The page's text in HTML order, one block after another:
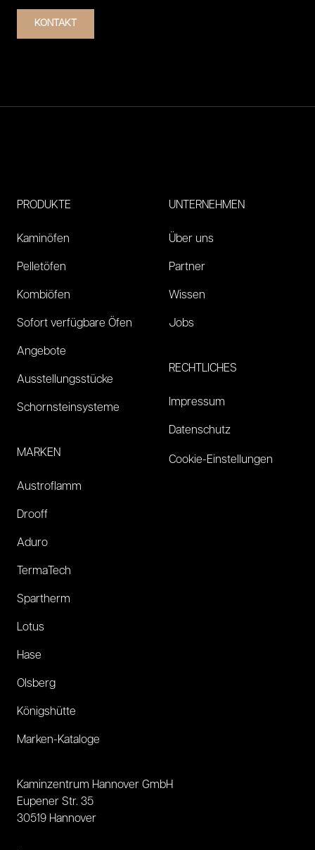
KONTAKT
PRODUKTE
Kaminöfen
Pelletöfen
Kombiöfen
Sofort verfügbare Öfen
Angebote
Ausstellungsstücke
Schornsteinsysteme
MARKEN
Austroflamm
Drooff
Aduro
TermaTech
Spartherm
Lotus
Hase
Olsberg
Königshütte
Marken-Kataloge
UNTERNEHMEN
Über uns
Partner
Wissen
Jobs
RECHTLICHES
Impressum
Datenschutz
Cookie-Einstellungen
Kaminzentrum Hannover GmbH
Eupener Str. 35
30519 Hannover